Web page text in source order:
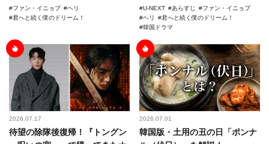
ファン・イニョプ
ヘリ
君へと続く僕のドリーム！
U-NEXT あらすじ
ファン・イニョプ
ヘリ
君へと続く僕のドリーム！
韓国ドラマ
2026.07.17
待望の除隊後復帰！『トングン
2026.07.01
韓国版・土用の丑の日「ポンナ